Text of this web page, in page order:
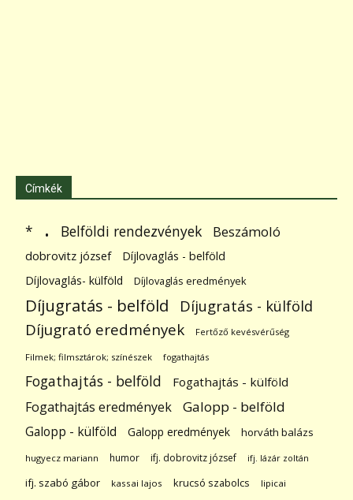
Címkék
* . Belföldi rendezvények Beszámoló
dobrovitz józsef
Díjlovaglás - belföld
Díjlovaglás- külföld
Díjlovaglás eredmények
Díjugratás - belföld Díjugratás - külföld
Díjugrató eredmények Fertőző kevésvérűség
Filmek; filmsztárok; színészek fogathajtás
Fogathajtás - belföld Fogathajtás - külföld
Fogathajtás eredmények Galopp - belföld
Galopp - külföld Galopp eredmények horváth balázs
hugyecz mariann humor ifj. dobrovitz józsef ifj. lázár zoltán
ifj. szabó gábor kassai lajos krucsó szabolcs lipicai